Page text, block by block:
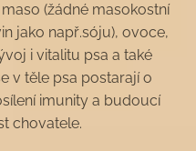
(žádné masokostní
jako např.sóju), ovoce,
i vitalitu psa a také
v těle psa postarají o
imunity a budoucí
chovatele.